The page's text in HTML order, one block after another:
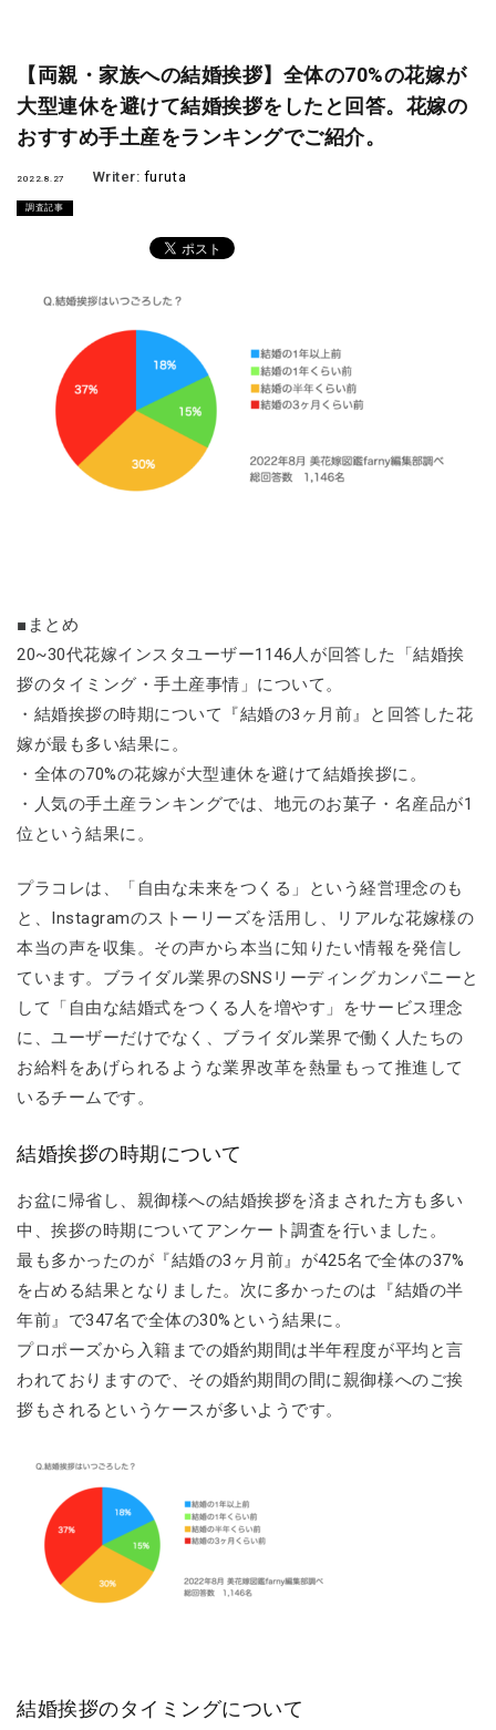
【両親・家族への結婚挨拶】全体の70%の花嫁が
大型連休を避けて結婚挨拶をしたと回答。花嫁の
おすすめ手土産をランキングでご紹介。
2022.8.27 Writer: furuta
調査記事
■まとめ
20~30代花嫁インスタユーザー1146人が回答した「結婚挨
拶のタイミング・手土産事情」について。
・結婚挨拶の時期について『結婚の3ヶ月前』と回答した花
嫁が最も多い結果に。
・全体の70%の花嫁が大型連休を避けて結婚挨拶に。
・人気の手土産ランキングでは、地元のお菓子・名産品が1
位という結果に。
プラコレは、「自由な未来をつくる」という経営理念のも
と、Instagramのストーリーズを活用し、リアルな花嫁様の
本当の声を収集。その声から本当に知りたい情報を発信し
ています。ブライダル業界のSNSリーディングカンパニーと
して「自由な結婚式をつくる人を増やす」をサービス理念
に、ユーザーだけでなく、ブライダル業界で働く人たちの
お給料をあげられるような業界改革を熱量もって推進して
いるチームです。
結婚挨拶の時期について
お盆に帰省し、親御様への結婚挨拶を済まされた方も多い
中、挨拶の時期についてアンケート調査を行いました。
最も多かったのが『結婚の3ヶ月前』が425名で全体の37%
を占める結果となりました。次に多かったのは『結婚の半
年前』で347名で全体の30%という結果に。
プロポーズから入籍までの婚約期間は半年程度が平均と言
われておりますので、その婚約期間の間に親御様へのご挨
拶もされるというケースが多いようです。
結婚挨拶のタイミングについて